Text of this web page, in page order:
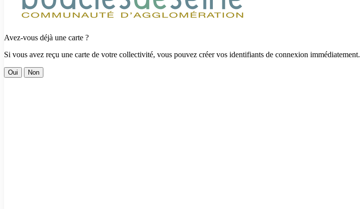
Avez-vous déjà une carte ?
Si vous avez reçu une carte de votre collectivité, vous pouvez créer vos identifiants de connexion immédiatement.
Oui Non